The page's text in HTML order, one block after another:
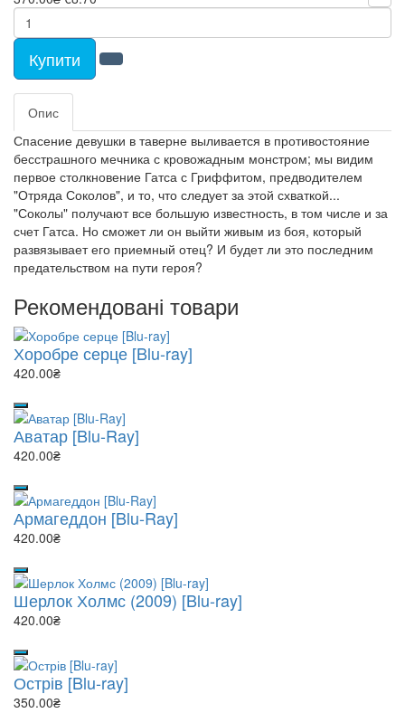
Купити
Опис
Спасение девушки в таверне выливается в противостояние
бесстрашного мечника с кровожадным монстром; мы видим
первое столкновение Гатса с Гриффитом, предводителем
"Отряда Соколов", и то, что следует за этой схваткой...
"Соколы" получают все большую известность, в том числе и за
счет Гатса. Но сможет ли он выйти живым из боя, который
развязывает его приемный отец? И будет ли это последним
предательством на пути героя?
Рекомендовані товари
Хоробре серце [Blu-ray]
420.00₴
Аватар [Blu-Ray]
420.00₴
Армагеддон [Blu-Ray]
420.00₴
Шерлок Холмс (2009) [Blu-ray]
420.00₴
Острів [Blu-ray]
350.00₴